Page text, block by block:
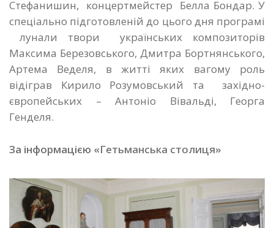
Стефанишин, концертмейстер Белла Бондар. У
спеціально підготовленій до цього дня програмі
лунали твори українських композиторів
Максима Березовського, Дмитра Бортнянського,
Артема Веделя, в житті яких вагому роль
відіграв Кирило Розумовський та західно-
європейських – Антоніо Вівальді, Георга
Генделя.
За інформацією «Гетьманська столиця»